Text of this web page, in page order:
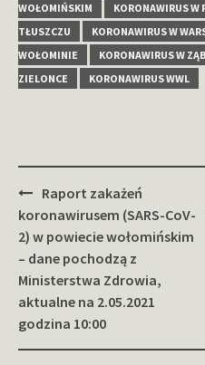
WOŁOMIŃSKIM
KORONAWIRUS W
TŁUSZCZU
KORONAWIRUS W
WOŁOMINIE
KORONAWIRUS W
ZIELONCE
KORONAWIRUS WWL
Zobacz
wpisy
Raport zakażeń
koronawirusem (SARS-CoV-
2) w powiecie wołomińskim
– dane pochodzą z
Ministerstwa Zdrowia,
aktualne na 2.05.2021
godzina 10:00